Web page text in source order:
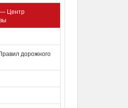
— Центр
дорожного